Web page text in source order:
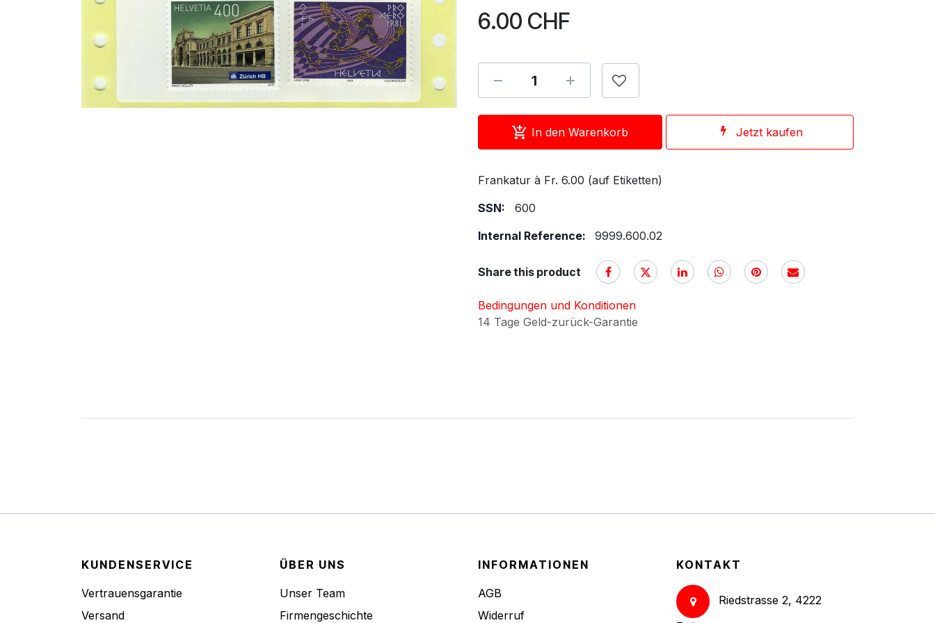
6.00 CHF
In den Warenkorb Jetzt kaufen
Frankatur à Fr. 6.00 (auf Etiketten)
SSN:
600
Internal Reference:
9999.600.02
Share this product
Bedingungen und Konditionen
14 Tage Geld-zurück-Garantie
KUNDENSERVICE
Vertrauensgarantie
Versand
ÜBER UNS
Unser Team
Firmengeschichte
INFORMATIONEN
AGB
Widerruf
KONTAKT
Riedstrasse 2, 4222